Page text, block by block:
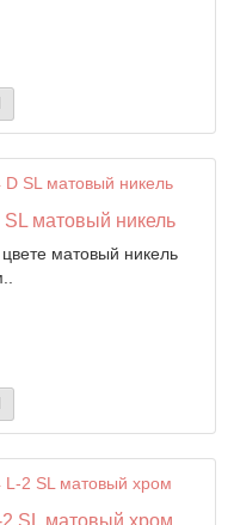
матовый никель
матовый никель
SL матовый хром